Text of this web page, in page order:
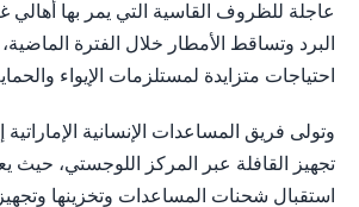
عاجلة للظروف القاسية التي يمر بها
البرد وتساقط الأمطار خلال الفترة
احتياجات متزايدة لمستلزمات الإيواء
وتولى فريق المساعدات الإنسانية
تجهيز القافلة عبر المركز اللوجستي، حيث
استقبال شحنات المساعدات وتخزينها